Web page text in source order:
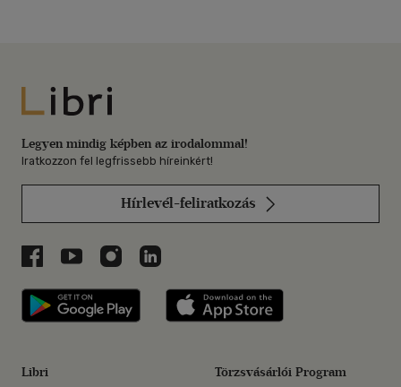
Libri
Legyen mindig képben az irodalommal!
Iratkozzon fel legfrissebb híreinkért!
Hírlevél-feliratkozás
Libri a Facebookon
Libri a Youtube-on
Libri az Instagramon
Libri a LinkedInen
Libri applikáció Szerezd meg: Google
Libri Törzsvásárlói Program